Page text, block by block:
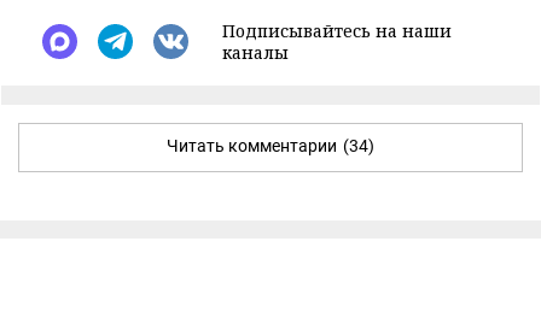
Подписывайтесь на наши
каналы
Читать комментарии (34)